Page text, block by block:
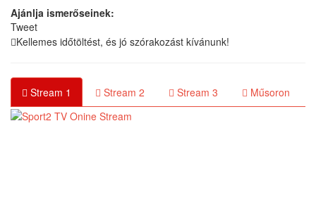
Ajánlja ismerőseinek:
Tweet
Kellemes időtöltést, és jó szórakozást kívánunk!
Stream 1 Stream 2 Stream 3 Műsoron